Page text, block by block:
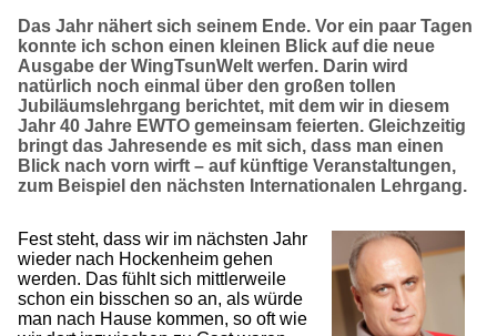
Das Jahr nähert sich seinem Ende. Vor ein paar Tagen
konnte ich schon einen kleinen Blick auf die neue
Ausgabe der WingTsunWelt werfen. Darin wird
natürlich noch einmal über den großen tollen
Jubiläumslehrgang berichtet, mit dem wir in diesem
Jahr 40 Jahre EWTO gemeinsam feierten. Gleichzeitig
bringt das Jahresende es mit sich, dass man einen
Blick nach vorn wirft – auf künftige Veranstaltungen,
zum Beispiel den nächsten Internationalen Lehrgang.
Fest steht, dass wir im nächsten Jahr
wieder nach Hockenheim gehen
werden. Das fühlt sich mittlerweile
schon ein bisschen so an, als würde
man nach Hause kommen, so oft wie